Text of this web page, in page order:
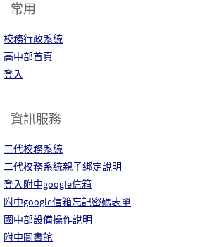
常用
校務行政系統
高中部首頁
登入
資訊服務
二代校務系統
二代校務系統親子綁定說明
登入附中google信箱
附中google信箱忘記密碼表單
國中部設備操作說明
附中圖書館